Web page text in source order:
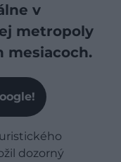
v
metropoly
mesiacoch.
dozorný